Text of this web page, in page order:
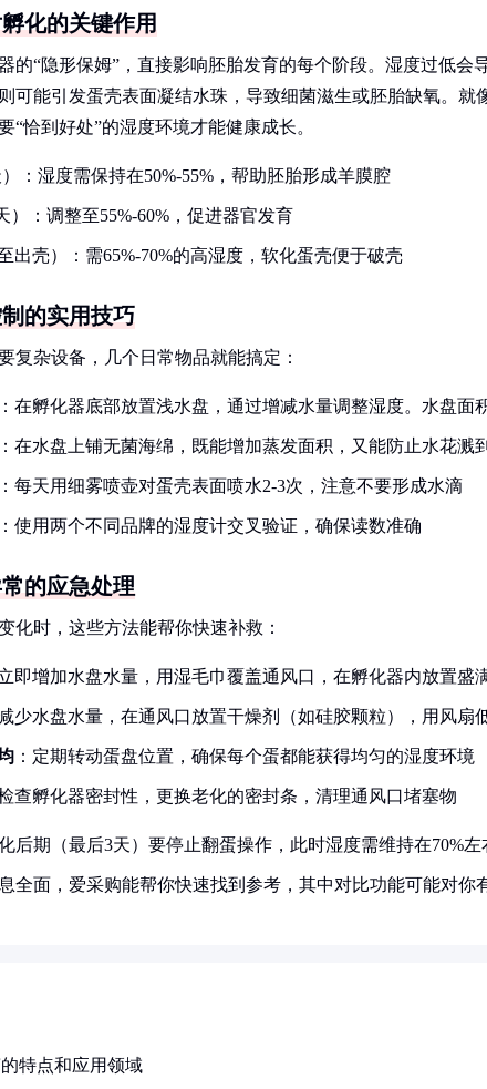
化的关键作用
的“隐形保姆”，直接影响胚胎发育的每个阶段。湿度过低会
可能引发蛋壳表面凝结水珠，导致细菌滋生或胚胎缺氧。就
“恰到好处”的湿度环境才能健康成长。
：湿度需保持在50%-55%，帮助胚胎形成羊膜腔
）：调整至55%-60%，促进器官发育
出壳）：需65%-70%的高湿度，软化蛋壳便于破壳
的实用技巧
复杂设备，几个日常物品就能搞定：
在孵化器底部放置浅水盘，通过增减水量调整湿度。水盘面
在水盘上铺无菌海绵，既能增加蒸发面积，又能防止水花溅
每天用细雾喷壶对蛋壳表面喷水2-3次，注意不要形成水滴
：使用两个不同品牌的湿度计交叉验证，确保读数准确
的应急处理
化时，这些方法能帮你快速补救：
立即增加水盘水量，用湿毛巾覆盖通风口，在孵化器内放置盛
减少水盘水量，在通风口放置干燥剂（如硅胶颗粒），用风扇
：定期转动蛋盘位置，确保每个蛋都能获得均匀的湿度环境
检查孵化器密封性，更换老化的密封条，清理通风口堵塞物
后期（最后3天）要停止翻蛋操作，此时湿度需维持在70%左
全面，爱采购能帮你快速找到参考，其中对比功能可能对你
特点和应用领域